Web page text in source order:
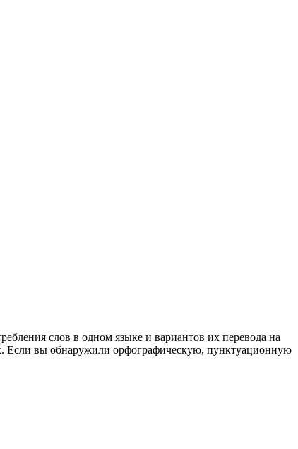
слов в одном языке и вариантов их перевода на
Если вы обнаружили орфографическую, пунктуационную